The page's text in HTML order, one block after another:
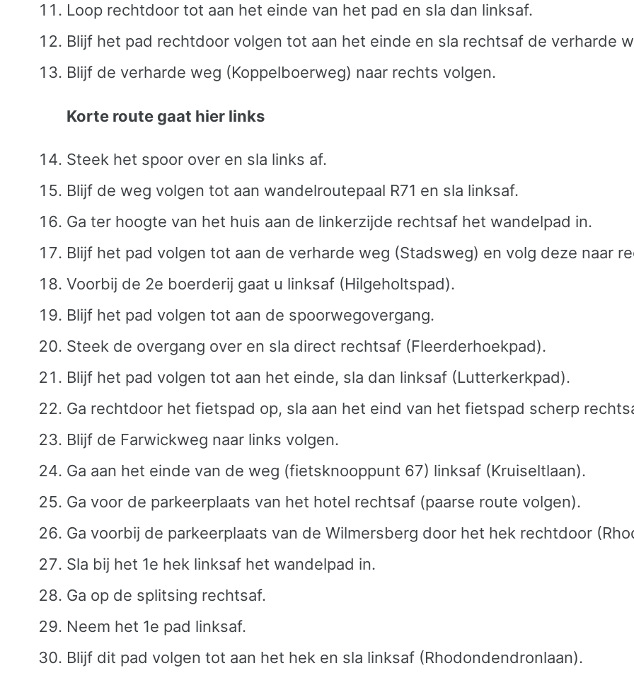
Loop rechtdoor tot aan het einde van het pad en sla dan linksaf.
Blijf het pad rechtdoor volgen tot aan het einde en sla rechtsaf de verharde
Blijf de verharde weg (Koppelboerweg) naar rechts volgen.
Korte route gaat hier links
Steek het spoor over en sla links af.
Blijf de weg volgen tot aan wandelroutepaal R71 en sla linksaf.
Ga ter hoogte van het huis aan de linkerzijde rechtsaf het wandelpad in.
Blijf het pad volgen tot aan de verharde weg (Stadsweg) en volg deze naar
Voorbij de 2e boerderij gaat u linksaf (Hilgeholtspad).
Blijf het pad volgen tot aan de spoorwegovergang.
Steek de overgang over en sla direct rechtsaf (Fleerderhoekpad).
Blijf het pad volgen tot aan het einde, sla dan linksaf (Lutterkerkpad).
Ga rechtdoor het fietspad op, sla aan het eind van het fietspad scherp
Blijf de Farwickweg naar links volgen.
Ga aan het einde van de weg (fietsknooppunt 67) linksaf (Kruiseltlaan).
Ga voor de parkeerplaats van het hotel rechtsaf (paarse route volgen).
Ga voorbij de parkeerplaats van de Wilmersberg door het hek rechtdoor
Sla bij het 1e hek linksaf het wandelpad in.
Ga op de splitsing rechtsaf.
Neem het 1e pad linksaf.
Blijf dit pad volgen tot aan het hek en sla linksaf (Rhodondendronlaan).